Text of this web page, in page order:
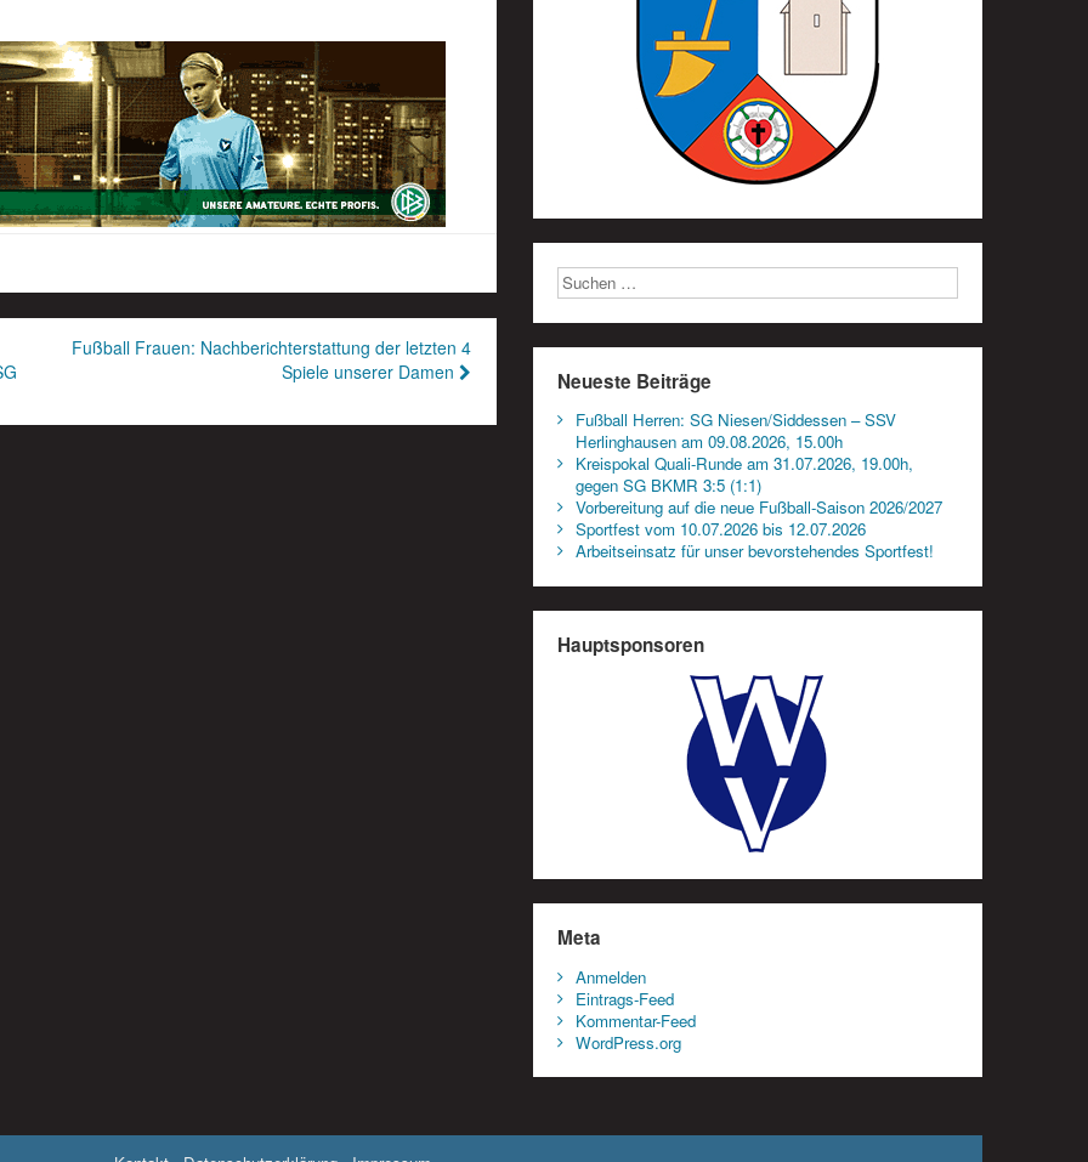
Fußball Frauen: Nachberichterstattung der letzten 4
Spiele unserer Damen
Neueste Beiträge
Fußball Herren: SG Niesen/Siddessen – SSV
Herlinghausen am 09.08.2026, 15.00h
Kreispokal Quali-Runde am 31.07.2026, 19.00h,
gegen SG BKMR 3:5 (1:1)
Vorbereitung auf die neue Fußball-Saison 2026/2027
Sportfest vom 10.07.2026 bis 12.07.2026
Arbeitseinsatz für unser bevorstehendes Sportfest!
Hauptsponsoren
Meta
Anmelden
Eintrags-Feed
Kommentar-Feed
WordPress.org